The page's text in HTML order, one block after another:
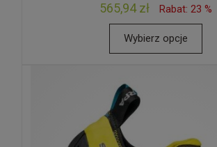
565,94 zł Rabat: 23 %
Wybierz opcje